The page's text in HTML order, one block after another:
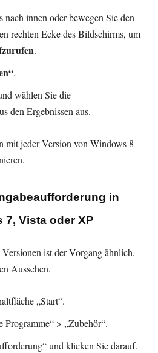
nach innen oder bewegen Sie den
rechten Ecke des Bildschirms, um
.
.
wählen Sie die
den Ergebnissen aus.
mit jeder Version von Windows 8
in
7, Vista oder XP
ist der Vorgang ähnlich,
Aussehen.
„Start“.
> „Zubehör“.
und klicken Sie darauf.